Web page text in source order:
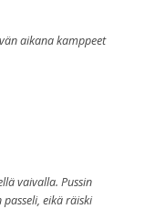
aikana kamppeet
vaivalla. Pussin
eikä räiski